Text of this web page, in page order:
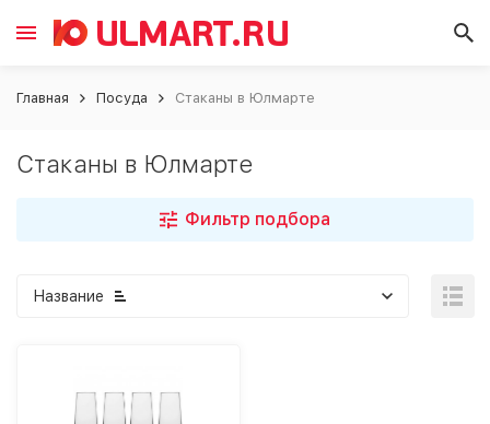
Главная Посуда Стаканы в Юлмарте
Стаканы в Юлмарте
Фильтр подбора
Название